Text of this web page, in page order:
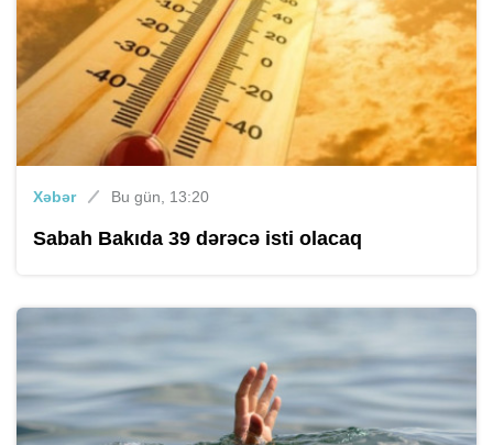
Xəbər Bu gün, 13:20
Sabah Bakıda 39 dərəcə isti olacaq